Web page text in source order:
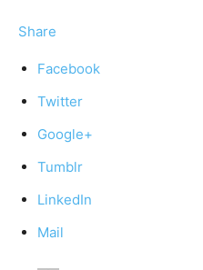
Share
Facebook
Twitter
Google+
Tumblr
LinkedIn
Mail